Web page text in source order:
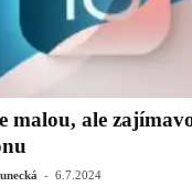
malou, ale
- 6.7.2024